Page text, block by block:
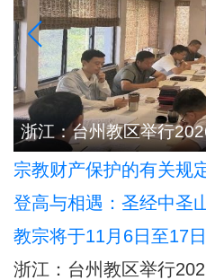
浙江：台州教区举行
宗教财产保护的有关规
登高与相遇：圣经中圣
代意义
教宗将于11月6日至17
廷和秘鲁
浙江：台州教区举行